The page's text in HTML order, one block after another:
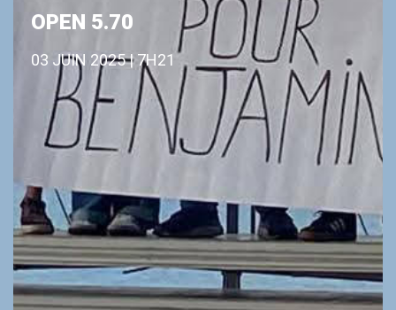
OPEN 5.70
03 JUIN 2025 | 7H21